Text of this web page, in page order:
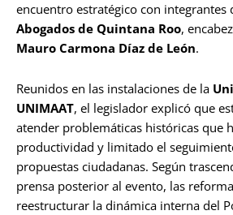
encuentro estratégico con integrantes
Abogados de Quintana Roo,
Mauro Carmona Díaz de León.
Reunidos en las instalaciones de la
UNIMAAT, el legislador explicó que
atender problemáticas históricas que
productividad y limitado el
propuestas ciudadanas. Según
prensa posterior al evento, las
reestructurar la dinámica interna del